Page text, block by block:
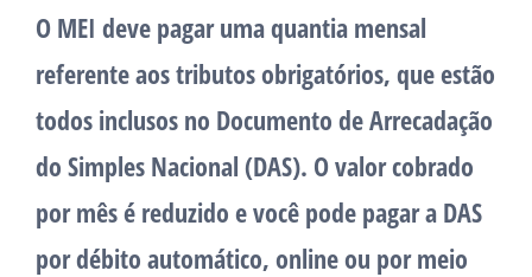
O MEI deve pagar uma quantia mensal
referente aos tributos obrigatórios, que estão
todos inclusos no Documento de Arrecadação
do Simples Nacional (DAS). O valor cobrado
por mês é reduzido e você pode pagar a DAS
por débito automático, online ou por meio